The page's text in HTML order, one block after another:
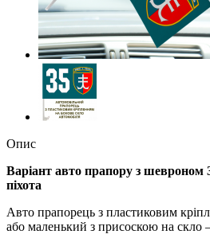
Опис
Варіант авто прапору з
пiхота
Авто прапорець з пластиковим
або маленький з присоскою на скло